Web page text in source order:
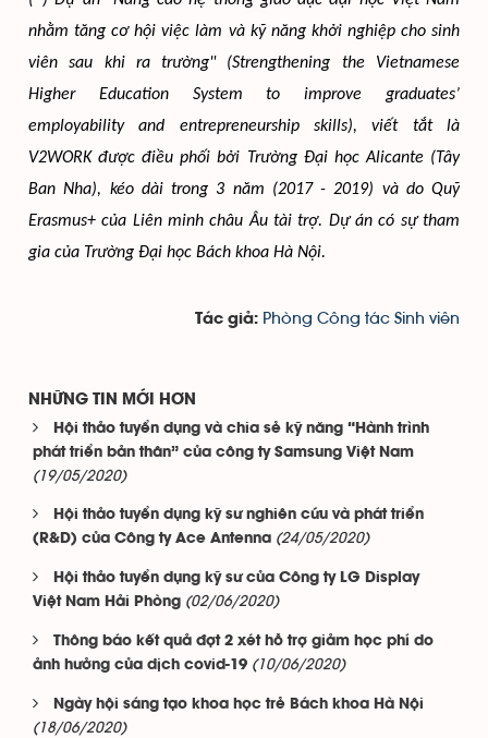
nhằm tăng cơ hội việc làm và kỹ năng khởi nghiệp cho sinh
viên sau khi ra trường" (Strengthening the Vietnamese
Higher Education System to improve graduates’
employability and entrepreneurship skills), viết tắt là
V2WORK được điều phối bởi Trường Đại học Alicante (Tây
Ban Nha), kéo dài trong 3 năm (2017 - 2019) và do Quỹ
Erasmus+ của Liên minh châu Âu tài trợ. Dự án có sự tham
gia của Trường Đại học Bách khoa Hà Nội.
Tác giả: Phòng Công tác Sinh viên
NHỮNG TIN MỚI HƠN
Hội thảo tuyển dụng và chia sẻ kỹ năng “Hành trình
phát triển bản thân” của công ty Samsung Việt Nam
(19/05/2020)
Hội thảo tuyển dụng kỹ sư nghiên cứu và phát triển
(R&D) của Công ty Ace Antenna (24/05/2020)
Hội thảo tuyển dụng kỹ sư của Công ty LG Display
Việt Nam Hải Phòng (02/06/2020)
Thông báo kết quả đợt 2 xét hỗ trợ giảm học phí do
ảnh hưởng của dịch covid-19 (10/06/2020)
Ngày hội sáng tạo khoa học trẻ Bách khoa Hà Nội
(18/06/2020)